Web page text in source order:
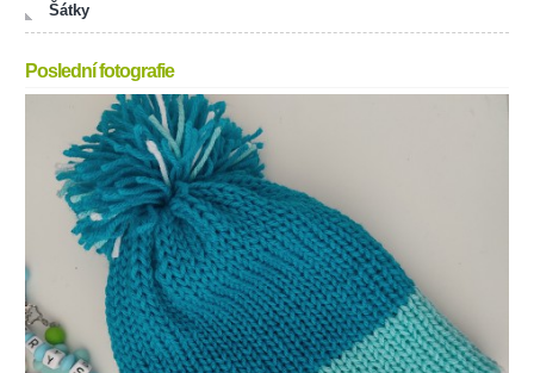
Šátky
Poslední fotografie